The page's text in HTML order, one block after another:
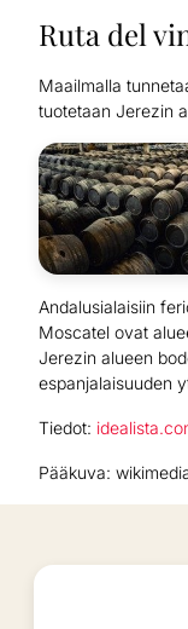
Ruta del
Maailmalla
tuotetaan Jerezin
Andalusialaisiin
Moscatel ovat
Jerezin alueen
espanjalaisuuden
Tiedot:
Pääkuva: